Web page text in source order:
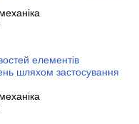
елементів
шляхом застосування